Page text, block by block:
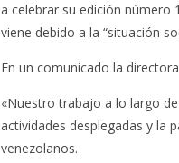
a celebrar su edición número
viene debido a la “situación
En un comunicado la
«Nuestro trabajo a lo largo
actividades desplegadas y la
venezolanos.